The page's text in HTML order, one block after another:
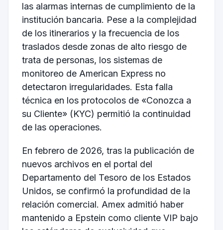
las alarmas internas de cumplimiento de la
institución bancaria. Pese a la complejidad
de los itinerarios y la frecuencia de los
traslados desde zonas de alto riesgo de
trata de personas, los sistemas de
monitoreo de American Express no
detectaron irregularidades. Esta falla
técnica en los protocolos de «Conozca a
su Cliente» (KYC) permitió la continuidad
de las operaciones.
En febrero de 2026, tras la publicación de
nuevos archivos en el portal del
Departamento del Tesoro de los Estados
Unidos, se confirmó la profundidad de la
relación comercial. Amex admitió haber
mantenido a Epstein como cliente VIP bajo